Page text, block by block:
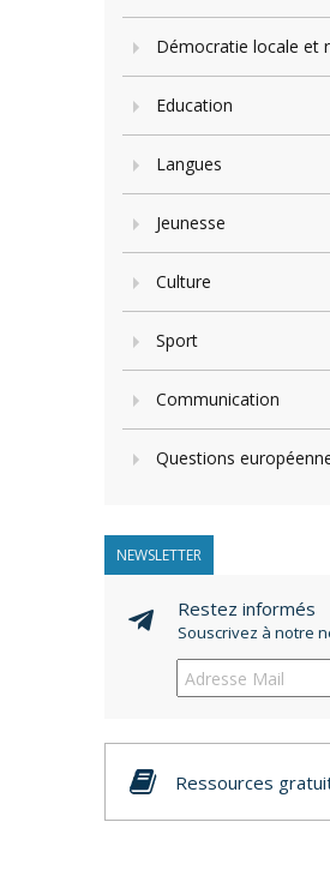
Démocratie locale et
Education
Langues
Jeunesse
Culture
Sport
Communication
Questions
NEWSLETTER
Restez informés
Souscrivez à notre
Ressources